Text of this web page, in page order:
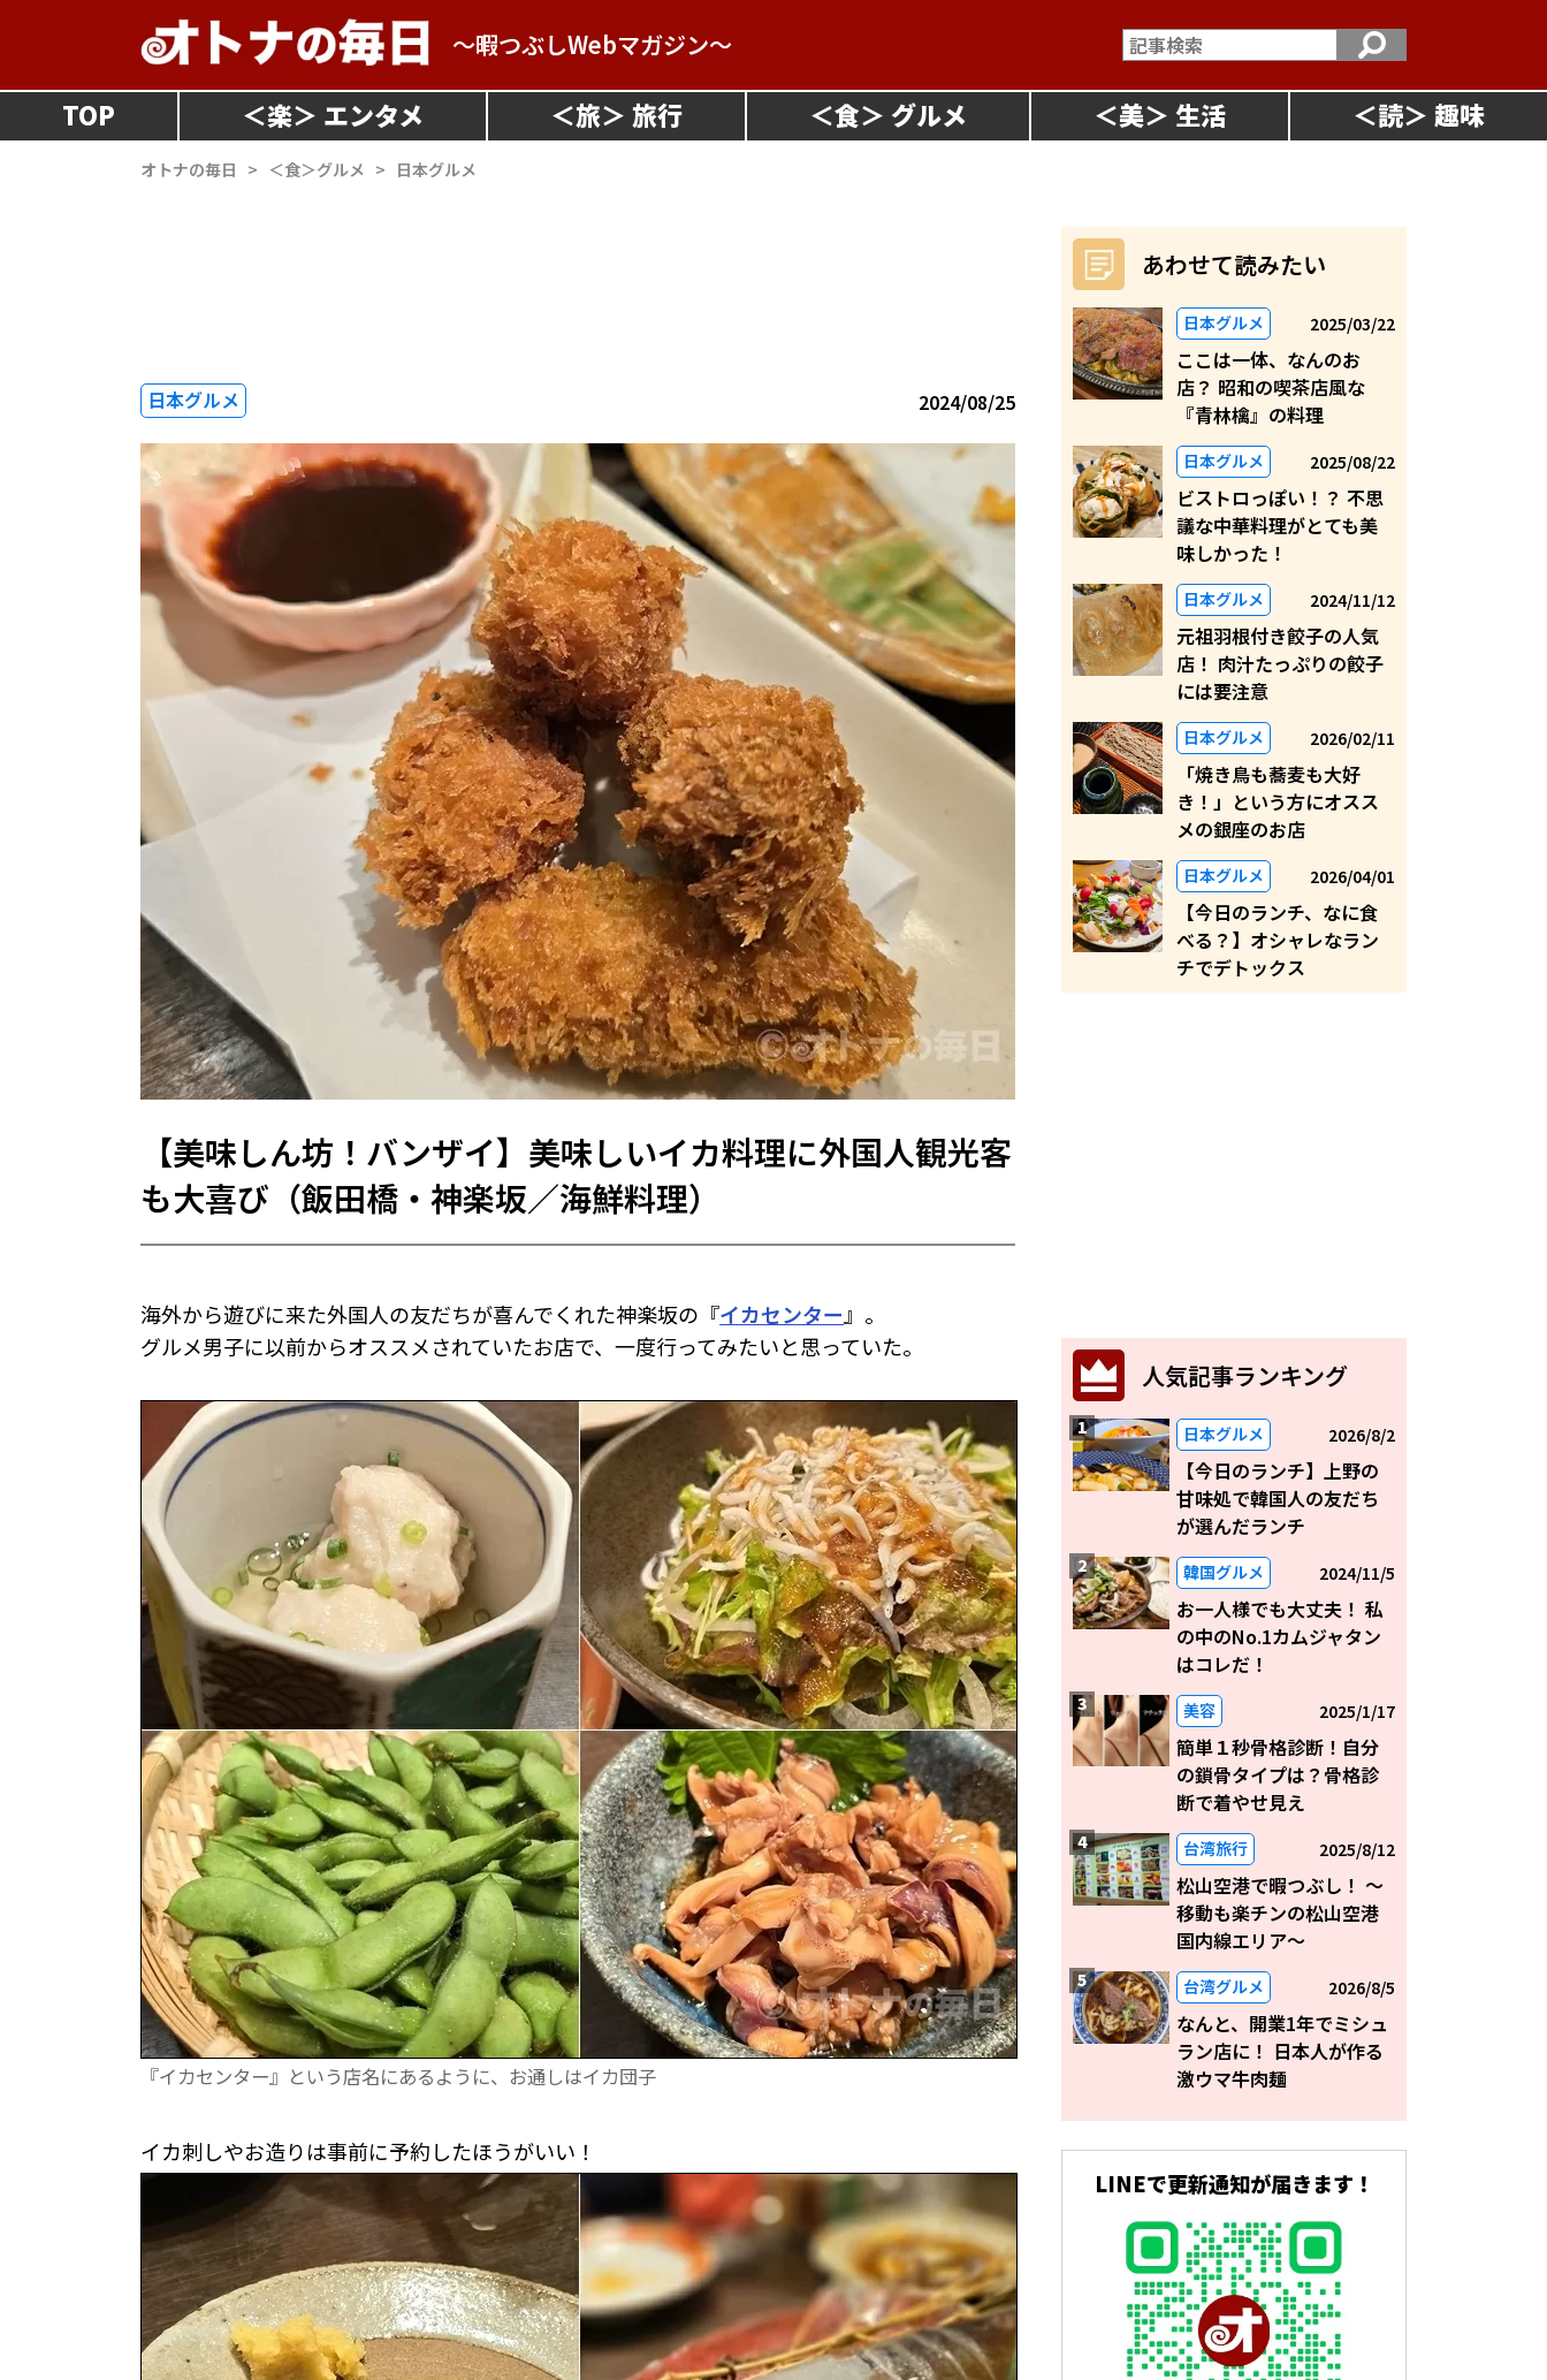
～暇つぶしWebマガジン～
TOP ＜楽＞ ＜旅＞ ＜食＞ ＜美＞ ＜読＞
オトナの毎日 > ＜食＞グルメ > 日本グルメ
日本グルメ 2024/08/25
【美味しん坊！バンザイ】美味しいイカ料理に外国人観光客
も大喜び（飯田橋・神楽坂／海鮮料理）
海外から遊びに来た外国人の友だちが喜んでくれた神楽坂の『イカセンター 』。
グルメ男子に以前からオススメされていたお店で、一度行ってみたいと思っていた。
『イカセンター』という店名にあるように、お通しはイカ団子
イカ刺しやお造りは事前に予約したほうがいい！
あわせて読みたい
日本グルメ 2025/03/22
ここは一体、なんのお
店？ 昭和の喫茶店風な
『青林檎』の料理
日本グルメ 2025/08/22
ビストロっぽい！？ 不思
議な中華料理がとても美
味しかった！
日本グルメ 2024/11/12
元祖羽根付き餃子の人気
店！ 肉汁たっぷりの餃子
には要注意
日本グルメ 2026/02/11
「焼き鳥も蕎麦も大好
き！」という方にオスス
メの銀座のお店
日本グルメ 2026/04/01
【今日のランチ、なに食
べる？】オシャレなラン
チでデトックス
人気記事ランキング
日本グルメ 2026/8/2
【今日のランチ】上野の
甘味処で韓国人の友だち
が選んだランチ
韓国グルメ 2024/11/5
お一人様でも大丈夫！ 私
の中のNo.1カムジャタン
はコレだ！
美容 2025/1/17
簡単１秒骨格診断！自分
の鎖骨タイプは？骨格診
断で着やせ見え
台湾旅行 2025/8/12
松山空港で暇つぶし！ 〜
移動も楽チンの松山空港
国内線エリア～
台湾グルメ 2026/8/5
なんと、開業1年でミシュ
ラン店に！ 日本人が作る
激ウマ牛肉麺
LINEで更新通知が届きます！